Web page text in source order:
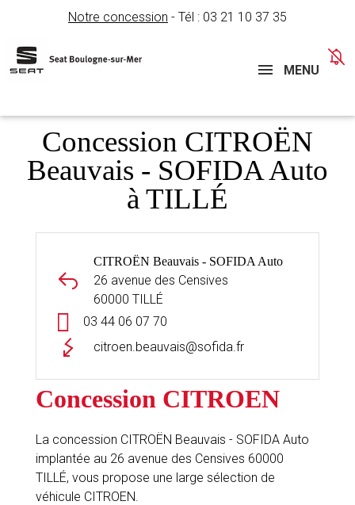
Notre concession - Tél : 03 21 10 37 35
Concessions
MENU
Concession CITROËN
Beauvais - SOFIDA Auto
à TILLÉ
CITROËN Beauvais - SOFIDA Auto
26 avenue des Censives
60000 TILLÉ
03 44 06 07 70
citroen.beauvais@sofida.fr
Concession CITROEN
La concession CITROËN Beauvais - SOFIDA Auto
implantée au 26 avenue des Censives 60000
TILLÉ, vous propose une large sélection de
véhicule CITROEN.